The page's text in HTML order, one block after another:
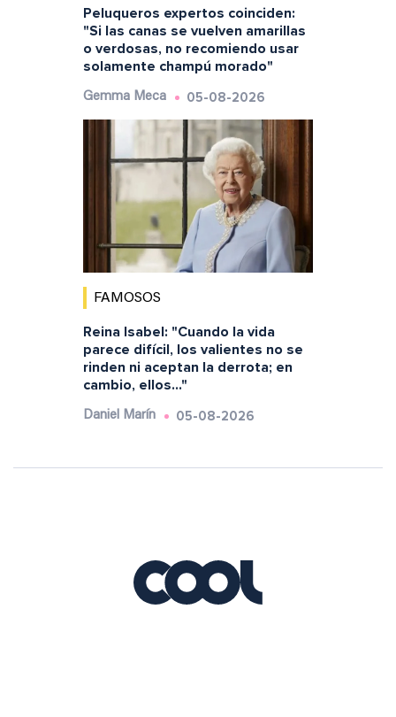
Peluqueros expertos coinciden:
"Si las canas se vuelven amarillas
o verdosas, no recomiendo usar
solamente champú morado"
Gemma Meca 05-08-2026
FAMOSOS
Reina Isabel: "Cuando la vida
parece difícil, los valientes no se
rinden ni aceptan la derrota; en
cambio, ellos..."
Daniel Marín 05-08-2026